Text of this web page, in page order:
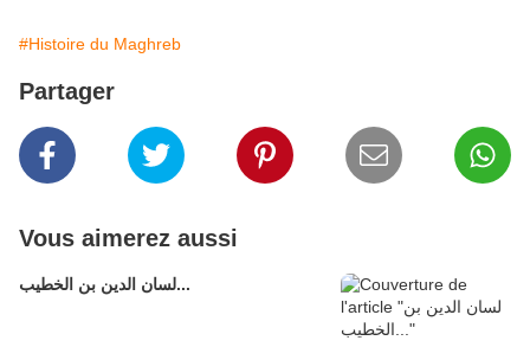
#Histoire du Maghreb
Partager
Vous aimerez aussi
لسان الدين بن الخطيب...